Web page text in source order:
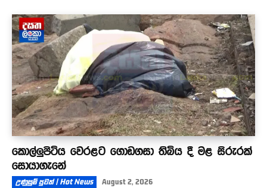
කොල්ලුපිටිය වෙරළට ගොඩගසා තිබිය දී මළ සිරුරක්
සොයාගැනේ
උණුසුම් පුවත් | Hot News August 2, 2026